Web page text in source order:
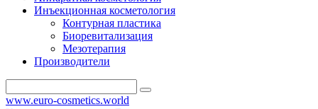
Инъекционная косметология
Контурная пластика
Биоревитализация
Мезотерапия
Производители
www.euro-cosmetics.world